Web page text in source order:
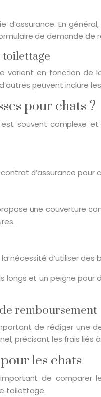
d’assurance. En
de demande de
toilettage
en fonction de
peuvent inclure
pour chats ?
souvent complexe
d’assurance pour
une couverture
d’utiliser des
et un peigne
remboursement
de rédiger
précisant les frais liés à
les chats
de
toilettage.